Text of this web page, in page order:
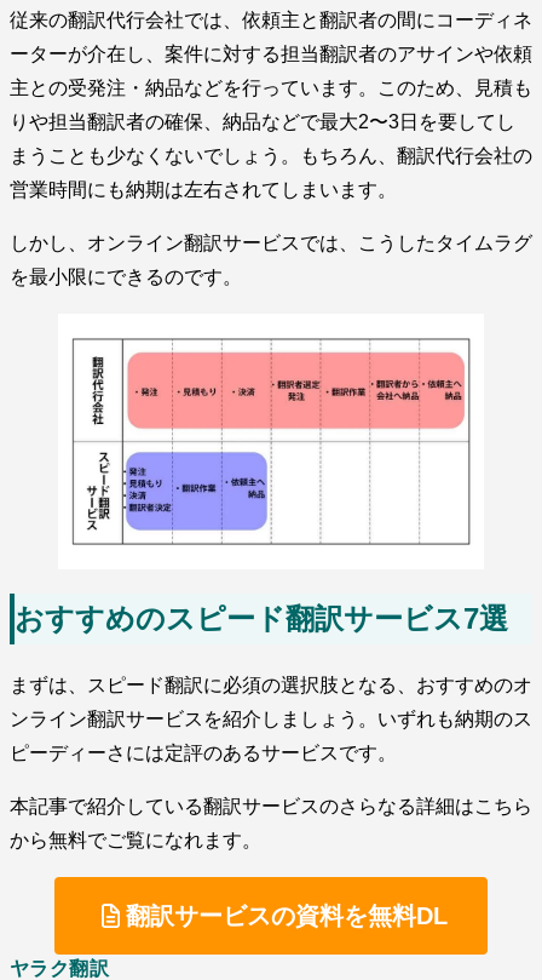
従来の翻訳代行会社では、依頼主と翻訳者の間にコーディネ
ーターが介在し、案件に対する担当翻訳者のアサインや依頼
主との受発注・納品などを行っています。このため、見積も
りや担当翻訳者の確保、納品などで最大2〜3日を要してし
まうことも少なくないでしょう。もちろん、翻訳代行会社の
営業時間にも納期は左右されてしまいます。
しかし、オンライン翻訳サービスでは、こうしたタイムラグ
を最小限にできるのです。
おすすめのスピード翻訳サービス7選
まずは、スピード翻訳に必須の選択肢となる、おすすめのオ
ンライン翻訳サービスを紹介しましょう。いずれも納期のス
ピーディーさには定評のあるサービスです。
本記事で紹介している翻訳サービスのさらなる詳細はこちら
から無料でご覧になれます。
翻訳サービスの資料を無料DL
ヤラク翻訳